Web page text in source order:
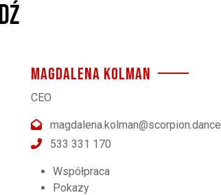
MAGDALENA KOLMAN
CEO
magdalena.kolman@scorpion.dance
533 331 170
Współpraca
Pokazy